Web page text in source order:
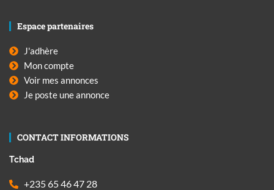
Espace partenaires
J'adhère
Mon compte
Voir mes annonces
Je poste une annonce
CONTACT INFORMATIONS
Tchad
+235 65 46 47 28